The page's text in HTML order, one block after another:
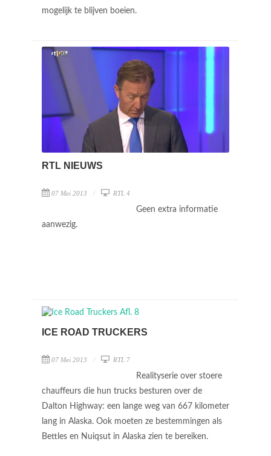
mogelijk te blijven boeien.
RTL NIEUWS
07 Mei 2013 RTL 4
Geen extra informatie
aanwezig.
ICE ROAD TRUCKERS
07 Mei 2013 RTL 7
Realityserie over stoere
chauffeurs die hun trucks besturen over de
Dalton Highway: een lange weg van 667 kilometer
lang in Alaska. Ook moeten ze bestemmingen als
Bettles en Nuiqsut in Alaska zien te bereiken.